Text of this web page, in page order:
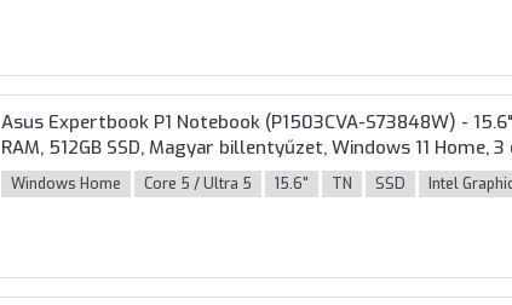
Asus Expertbook P1 Notebook (P1503CVA-S73848W) -
RAM, 512GB SSD, Magyar billentyűzet, Windows 11 Home,
Windows Home Core 5 / Ultra 5 15.6" TN SSD Intel